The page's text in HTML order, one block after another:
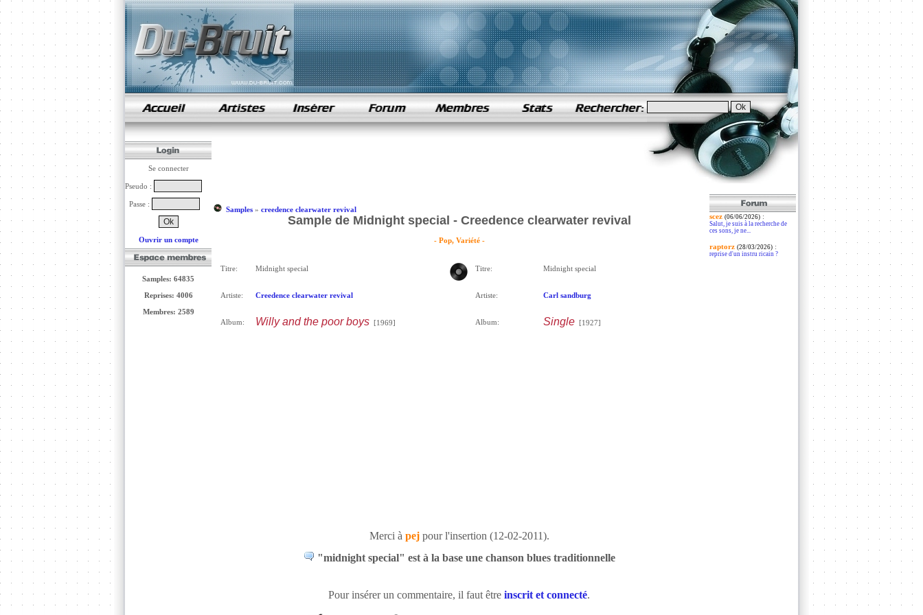
samples de rap
Se connecter
Pseudo :
Passe :
Ouvrir un compte
Samples: 64835
Reprises: 4006
Membres: 2589
Samples» creedence clearwater revival
Sample de Midnight special - Creedence clearwater revival
- Pop, Variété -
Titre: Midnight special
Artiste: Creedence clearwater revival
Album: Willy and the poor boys[1969]
Titre: Midnight special
Artiste: Carl sandburg
Album: Single[1927]
Merci à pejpour l'insertion (12-02-2011).
"midnight special" est à la base une chanson blues traditionnelle
Pour insérer un commentaire, il faut être inscrit et connecté.
scez (06/06/2026):
Salut, je suis à la recherche de
ces sons, je ne...
raptorz (28/03/2026):
reprise d'un instru ricain ?